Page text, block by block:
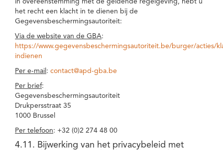
in overeenstemming met de geldende regelgeving, hebt u
het recht een klacht in te dienen bij de
Gegevensbeschermingsautoriteit:
Via de website van de GBA:
https://www.gegevensbeschermingsautoriteit.be/burger/acties/
indienen
Per e-mail : contact@apd-gba.be
Per brief:
Gegevensbeschermingsautoriteit
Drukpersstraat 35
1000 Brussel
Per telefoon: +32 (0)2 274 48 00
4.11. Bijwerking van het privacybeleid met